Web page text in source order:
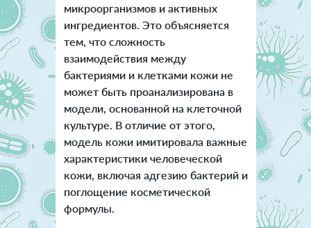
микроорганизмов и активных
ингредиентов. Это объясняется
тем, что сложность
взаимодействия между
бактериями и клетками кожи не
может быть проанализирована в
модели, основанной на клеточной
культуре. В отличие от этого,
модель кожи имитировала важные
характеристики человеческой
кожи, включая адгезию бактерий и
поглощение косметической
формулы.